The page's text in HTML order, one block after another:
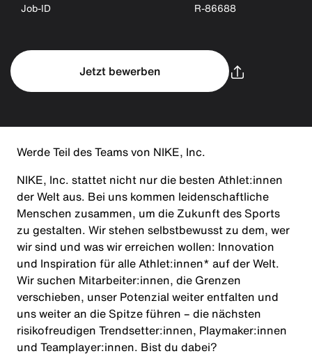
Job-ID R-86688
Jetzt bewerben
Werde Teil des Teams von NIKE, Inc.
NIKE, Inc. stattet nicht nur die besten Athlet:innen
der Welt aus. Bei uns kommen leidenschaftliche
Menschen zusammen, um die Zukunft des Sports
zu gestalten. Wir stehen selbstbewusst zu dem, wer
wir sind und was wir erreichen wollen: Innovation
und Inspiration für alle Athlet:innen* auf der Welt.
Wir suchen Mitarbeiter:innen, die Grenzen
verschieben, unser Potenzial weiter entfalten und
uns weiter an die Spitze führen – die nächsten
risikofreudigen Trendsetter:innen, Playmaker:innen
und Teamplayer:innen. Bist du dabei?